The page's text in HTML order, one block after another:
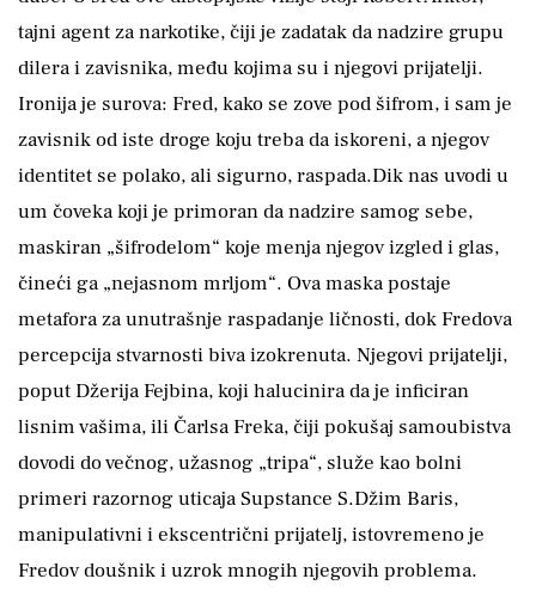
tajni agent za narkotike, čiji je zadatak da nadzire grupu
dilera i zavisnika, među kojima su i njegovi prijatelji.
Ironija je surova: Fred, kako se zove pod šifrom, i sam je
zavisnik od iste droge koju treba da iskoreni, a njegov
identitet se polako, ali sigurno, raspada.Dik nas uvodi u
um čoveka koji je primoran da nadzire samog sebe,
maskiran „šifrodelom“ koje menja njegov izgled i glas,
čineći ga „nejasnom mrljom“. Ova maska postaje
metafora za unutrašnje raspadanje ličnosti, dok Fredova
percepcija stvarnosti biva izokrenuta. Njegovi prijatelji,
poput Džerija Fejbina, koji halucinira da je inficiran
lisnim vašima, ili Čarlsa Freka, čiji pokušaj samoubistva
dovodi do večnog, užasnog „tripa“, služe kao bolni
primeri razornog uticaja Supstance S.Džim Baris,
manipulativni i ekscentrični prijatelj, istovremeno je
Fredov doušnik i uzrok mnogih njegovih problema.